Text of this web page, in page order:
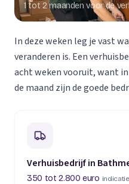
1 tot 2 maanden voor de
In deze weken leg je vast
veranderen is. Een
acht weken vooruit, want
de maand zijn de goede
Verhuisbedrijf in
350 tot 2.800 euro indicatie